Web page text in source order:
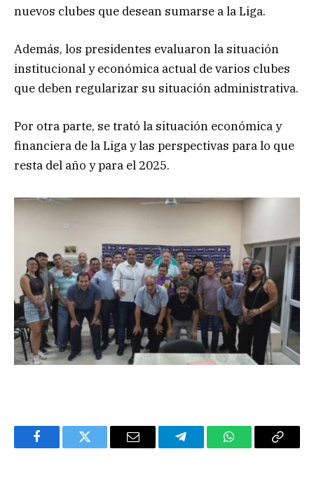
nuevos clubes que desean sumarse a la Liga.
Además, los presidentes evaluaron la situación
institucional y económica actual de varios clubes
que deben regularizar su situación administrativa.
Por otra parte, se trató la situación económica y
financiera de la Liga y las perspectivas para lo que
resta del año y para el 2025.
FacebookTwitter Email TelegramWhatsAppCopy